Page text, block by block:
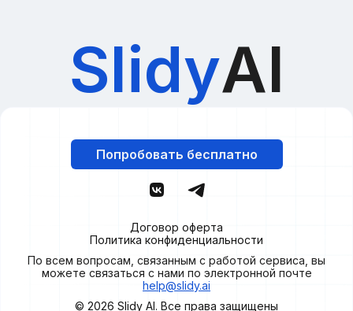
SlidyAI
Попробовать бесплатно
Договор оферта
Политика конфиденциальности
По всем вопросам, связанным с работой сервиса, вы
можете связаться с нами по электронной почте
help@slidy.ai
© 2026 Slidy AI. Все права защищены